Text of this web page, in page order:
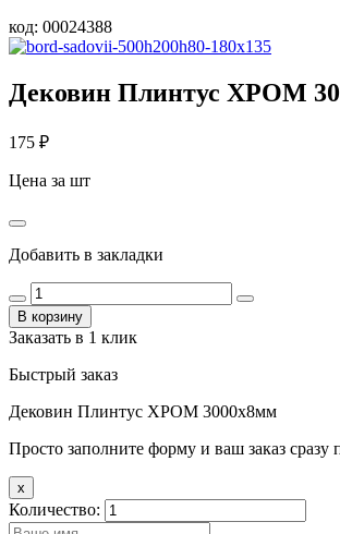
код: 00024388
Дековин Плинтус ХРОМ
175 ₽
Цена за шт
Добавить в закладки
В корзину
Заказать в 1 клик
Быстрый заказ
Дековин Плинтус ХРОМ 3000х8мм
Просто заполните форму и ваш заказ сразу
x
Количество: